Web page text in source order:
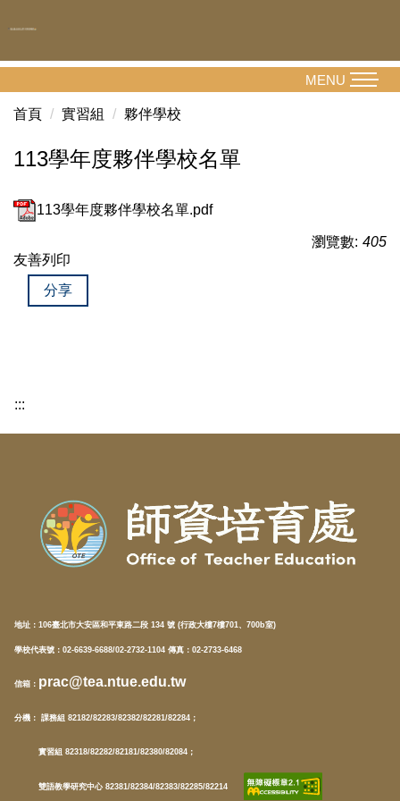
到
容
MENU
首頁 實習組 夥伴學校
113學年度夥伴學校名單
113學年度夥伴學校名單.pdf
瀏覽數: 405
友善列印
分享
:::
地址： 106臺北市大安區和平東路二段 134 號 (行政大樓7樓701、700b室)
學校代表號：02-6639-6688/02-2732-1104 傳真：02-2733-6468
信箱 ： prac@tea.ntue.edu.tw
分機 ： 課務組 82182/82283/82382/82281/82284；
實習組 82318/82282/82181/82380/82084；
雙語教學研究中心 82381/82384/82383/82285/82214